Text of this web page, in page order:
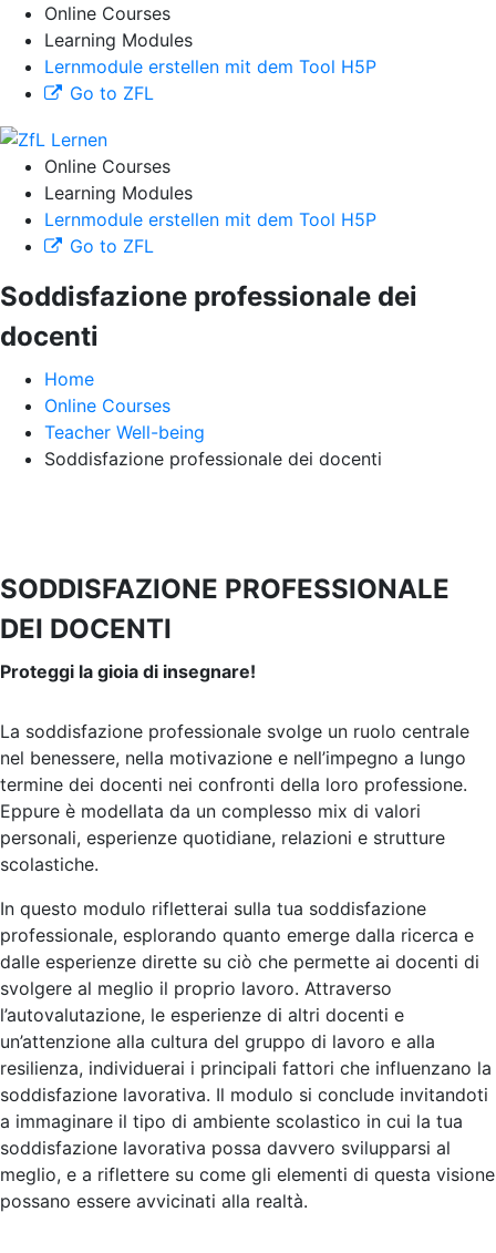
Online Courses
Learning Modules
Lernmodule erstellen mit dem Tool H5P
Go to ZFL
Online Courses
Learning Modules
Lernmodule erstellen mit dem Tool H5P
Go to ZFL
Soddisfazione professionale dei
docenti
Home
Online Courses
Teacher Well-being
Soddisfazione professionale dei docenti
SODDISFAZIONE PROFESSIONALE
DEI DOCENTI
Proteggi la gioia di insegnare!
La soddisfazione professionale svolge un ruolo centrale
nel benessere, nella motivazione e nell’impegno a lungo
termine dei docenti nei confronti della loro professione.
Eppure è modellata da un complesso mix di valori
personali, esperienze quotidiane, relazioni e strutture
scolastiche.
In questo modulo rifletterai sulla tua soddisfazione
professionale, esplorando quanto emerge dalla ricerca e
dalle esperienze dirette su ciò che permette ai docenti di
svolgere al meglio il proprio lavoro. Attraverso
l’autovalutazione, le esperienze di altri docenti e
un’attenzione alla cultura del gruppo di lavoro e alla
resilienza, individuerai i principali fattori che influenzano la
soddisfazione lavorativa. Il modulo si conclude invitandoti
a immaginare il tipo di ambiente scolastico in cui la tua
soddisfazione lavorativa possa davvero svilupparsi al
meglio, e a riflettere su come gli elementi di questa visione
possano essere avvicinati alla realtà.